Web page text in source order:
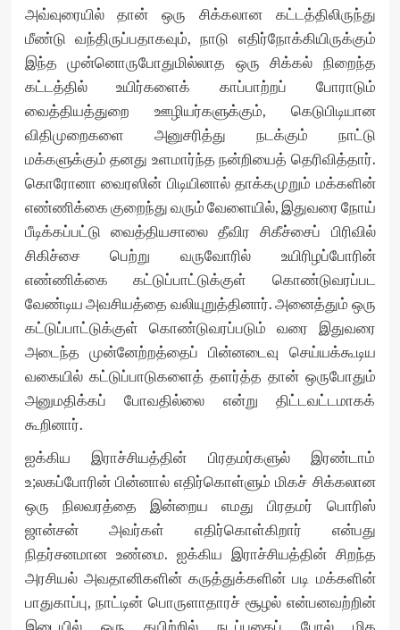
அவ்வுரையில் தான் ஒரு சிக்கலான கட்டத்திலிருந்து
மீண்டு வந்திருப்பதாகவும், நாடு எதிர்நோக்கியிருக்கும்
இந்த முன்னொருபோதுமில்லாத ஒரு சிக்கல் நிறைந்த
கட்டத்தில் உயிர்களைக் காப்பாற்றப் போராடும்
வைத்தியத்துறை ஊழியர்களுக்கும், கெடுபிடியான
விதிமுறைகளை அனுசரித்து நடக்கும் நாட்டு
மக்களுக்கும் தனது உளமார்ந்த நன்றியைத் தெரிவித்தார்.
கொரோனா வைரஸின் பிடியினால் தாக்கமுறும் மக்களின்
எண்ணிக்கை குறைந்து வரும் வேளையில், இதுவரை நோய்
பீடிக்கப்பட்டு வைத்தியசாலை தீவிர சிகீச்சைப் பிரிவில்
சிகிச்சை பெற்று வருவோரில் உயிரிழப்போரின்
எண்ணிக்கை கட்டுப்பாட்டுக்குள் கொண்டுவரப்பட
வேண்டிய அவசியத்தை வலியுறுத்தினார். அனைத்தும் ஒரு
கட்டுப்பாட்டுக்குள் கொண்டுவரப்படும் வரை இதுவரை
அடைந்த முன்னேற்றத்தைப் பின்னடைவு செய்யக்கூடிய
வகையில் கட்டுப்பாடுகளைத் தளர்த்த தான் ஒருபோதும்
அனுமதிக்கப் போவதில்லை என்று திட்டவட்டமாகக்
கூறினார்.
ஐக்கிய இராச்சியத்தின் பிரதமர்களுல் இரண்டாம்
உ;லகப்போரின் பின்னால் எதிர்கொள்ளும் மிகச் சிக்கலான
ஒரு நிலவரத்தை இன்றைய எமது பிரதமர் பொரிஸ்
ஜான்சன் அவர்கள் எதிர்கொள்கிறார் என்பது
நிதர்சனமான உண்மை. ஐக்கிய இராச்சியத்தின் சிறந்த
அரசியல் அவதானிகளின் கருத்துக்களின் படி மக்களின்
பாதுகாப்பு, நாட்டின் பொருளாதாரச் சூழல் என்பனவற்றின்
இடையில் ஒரு கயிற்றில் நடப்பதைப் போல் மிக